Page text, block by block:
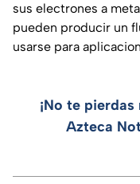
sus electrones a
pueden producir un
usarse para
¡No te
Azteca